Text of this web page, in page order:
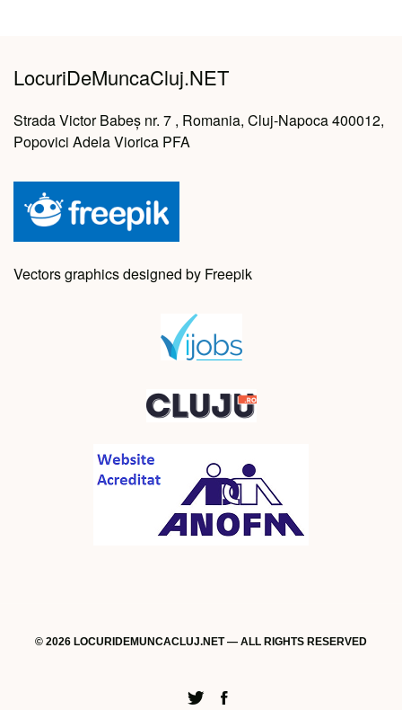
LocuriDeMuncaCluj.NET
Strada Victor Babeș nr. 7 , Romania, Cluj-Napoca 400012,
Popovici Adela Viorica PFA
Vectors graphics designed by Freepik
© 2026 LOCURIDEMUNCACLUJ.NET — ALL RIGHTS RESERVED